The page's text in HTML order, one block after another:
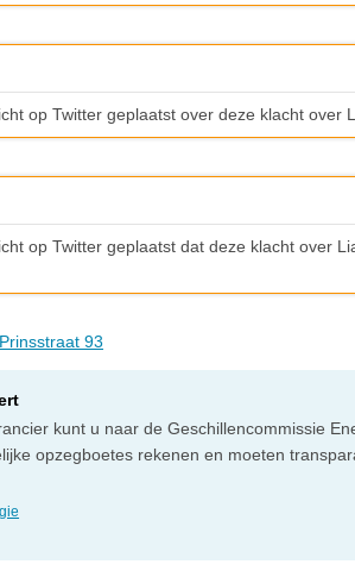
op Twitter geplaatst over deze klacht over
op Twitter geplaatst dat deze klacht over
93
kunt u naar de Geschillencommissie
opzegboetes rekenen en moeten